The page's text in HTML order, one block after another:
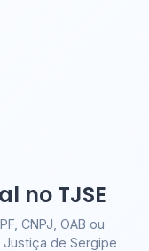
no TJSE
CNPJ, OAB ou
de Sergipe